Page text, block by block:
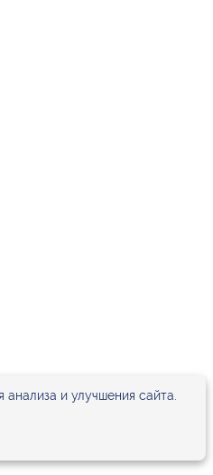
и улучшения сайта.